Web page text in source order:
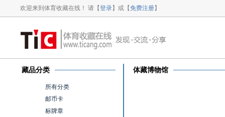
欢迎来到体育收藏在线！ 请【登录】或【免费注册】
藏品分类
所有分类
邮币卡
标牌章
体藏博物馆